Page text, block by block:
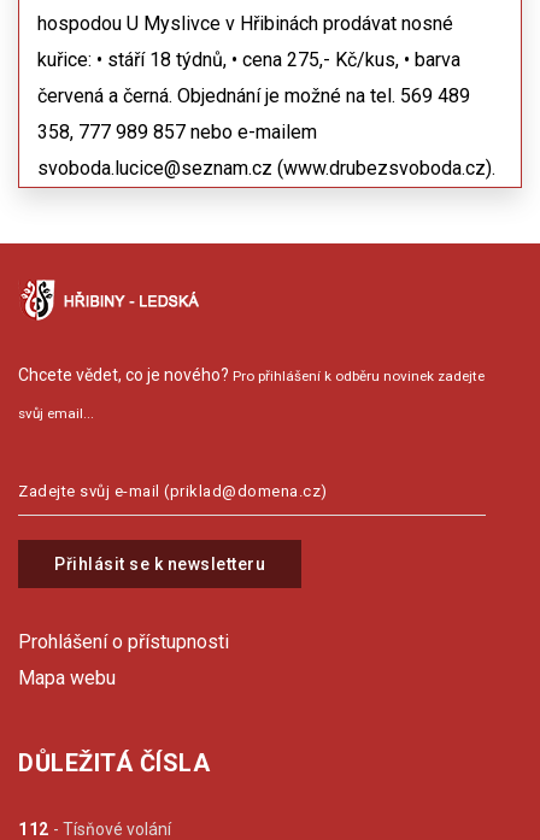
hospodou U Myslivce v Hřibinách prodávat nosné
kuřice: • stáří 18 týdnů, • cena 275,- Kč/kus, • barva
červená a černá. Objednání je možné na tel. 569 489
358, 777 989 857 nebo e-mailem
svoboda.lucice@seznam.cz (www.drubezsvoboda.cz).
Chcete vědet, co je nového? Pro přihlášení k odběru novinek zadejte
svůj email...
Přihlásit se k newsletteru
Prohlášení o přístupnosti
Mapa webu
DŮLEŽITÁ ČÍSLA
112 - Tísňové volání